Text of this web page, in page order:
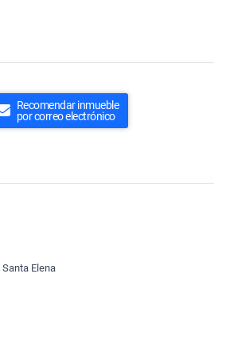
Recomendar inmueble
por correo electrónico
Santa Elena